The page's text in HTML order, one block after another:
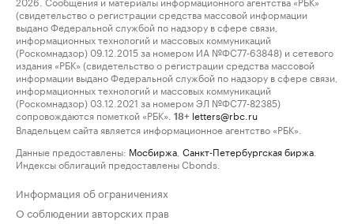
(свидетельство о регистрации средства массовой информации
выдано Федеральной службой по надзору в сфере связи,
информационных технологий и массовых коммуникаций
(Роскомнадзор) 09.12.2015 за номером ИА №ФС77-63848) и сетевого
издания «РБК» (свидетельство о регистрации средства массовой
информации выдано Федеральной службой по надзору в сфере связи,
информационных технологий и массовых коммуникаций
(Роскомнадзор) 03.12.2021 за номером ЭЛ №ФС77-82385)
сопровождаются пометкой «РБК».
18+ letters@rbc.ru
Владельцем сайта является информационное агентство «РБК».
Данные предоставлены: Мосбиржа Санкт-Петербургская биржа
Индексы облигаций предоставлены Cbonds.
Информация об ограничениях
О соблюдении авторских прав